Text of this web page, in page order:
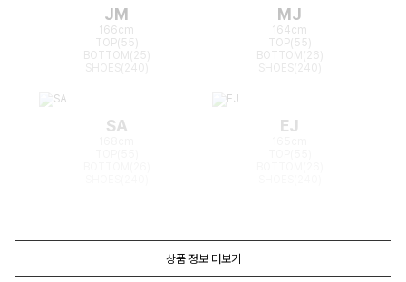
JM
166cm
TOP(55)
BOTTOM(25)
MJ
164cm
TOP(55)
BOTTOM(26)
SA EJ
상품 정보 더보기